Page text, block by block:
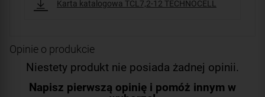
Karta katalogowa TCL7,2-12 TECHNOCELL
Opinie o produkcie
Niestety produkt nie posiada żadnej opinii.
Napisz pierwszą opinię i pomóż innym w